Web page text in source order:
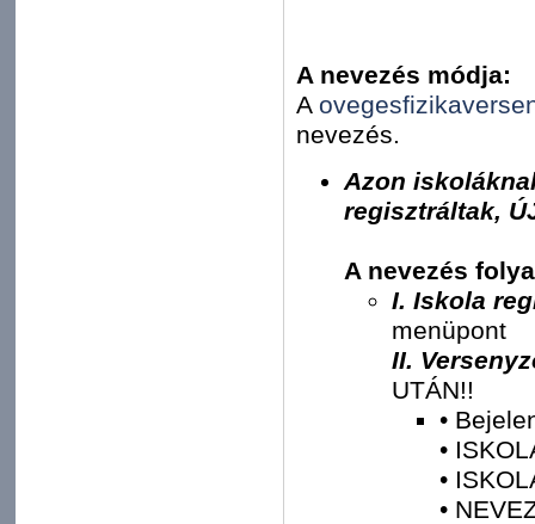
A nevezés módja:
A
nevezés.
Azon
regisztráltak,
A nevezés
I. Iskola
menüpont
II.
UTÁN!!
•
•
•
•